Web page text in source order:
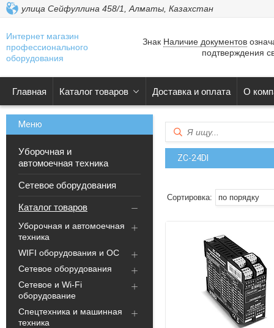
улица Сейфуллина 458/1, Алматы, Казахстан
Интернет магазин
профессионального
оборудования
Знак Наличие документов
подтверждения
Главная Каталог товаров Доставка и оплата О
Уборочная и
автомоечная техника
Сетевое оборудования
Каталог товаров
Уборочная и автомоечная
техника
WIFI оборудования и ОС
Сетевое оборудования
Сетевое и Wi-Fi
оборудование
Спецтехника и машинная
техника
ZC-24DI